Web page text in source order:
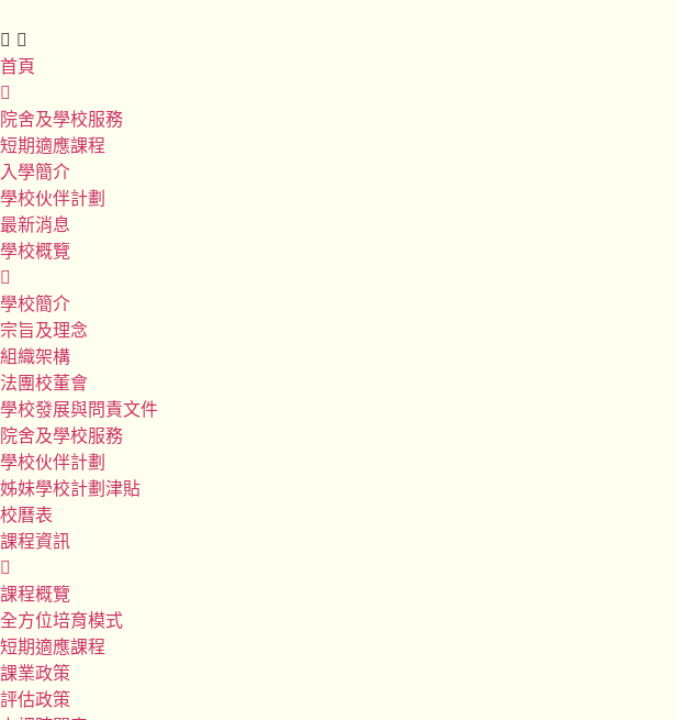
首頁
院舍及學校服務
短期適應課程
入學簡介
學校伙伴計劃
最新消息
學校概覽
學校簡介
宗旨及理念
組織架構
法團校董會
學校發展與問責文件
院舍及學校服務
學校伙伴計劃
姊妹學校計劃津貼
校曆表
課程資訊
課程概覽
全方位培育模式
短期適應課程
課業政策
評估政策